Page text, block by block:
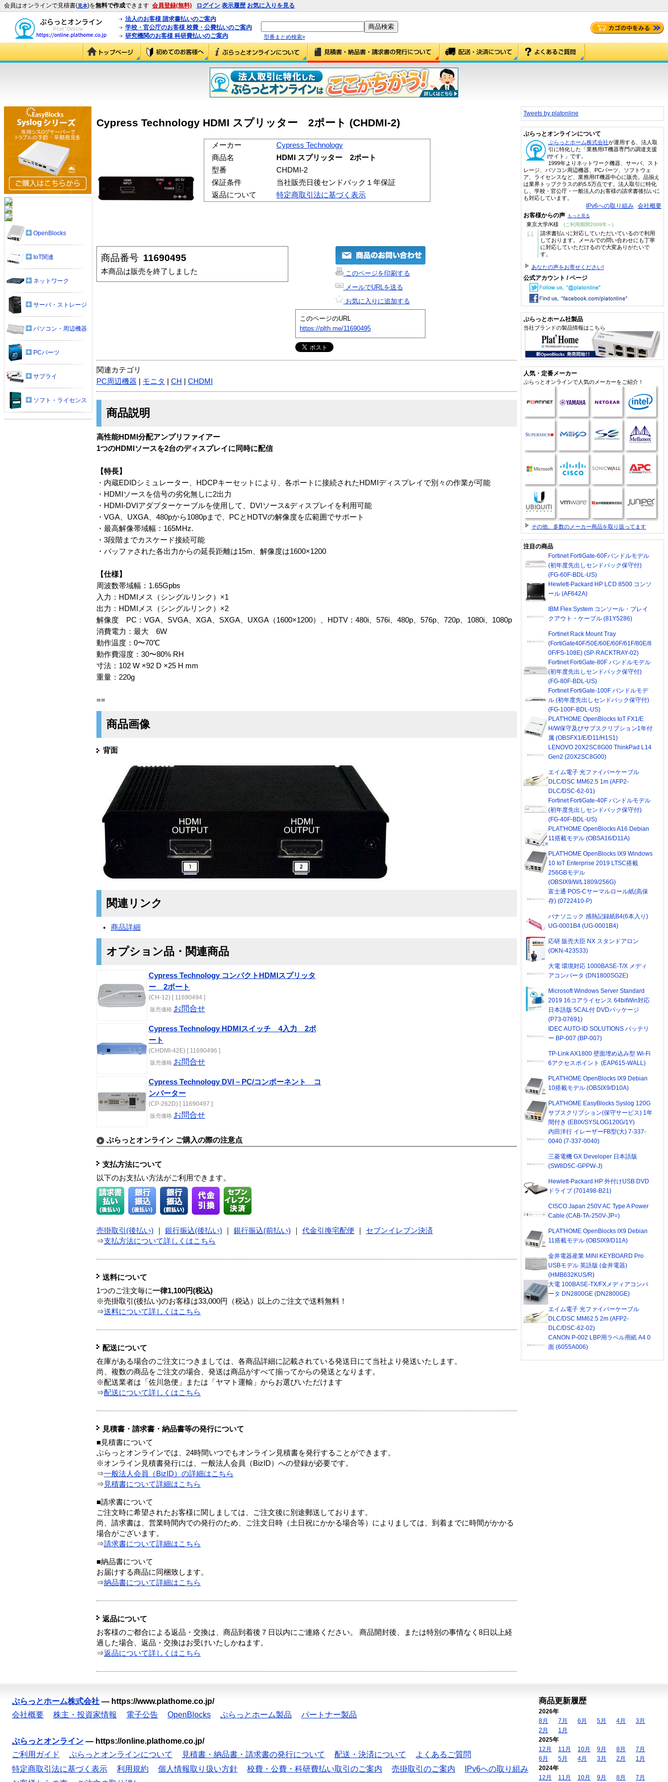
会員はオンラインで見積書(見本)を無料で作成できます 会員登録(無料) ログイン 表示履歴 お気に入りを見る
法人のお客様 請求書払いのご案内
学校・官公庁のお客様 校費・公費払いのご案内
研究機関のお客様 科研費払いのご案内
型番まとめ検索»
Cypress Technology HDMI スプリッター 2ポート (CHDMI-2)
メーカー
Cypress Technology
商品名
HDMI スプリッター 2ポート
型番
CHDMI-2
保証条件
当社販売日後センドバック１年保証
返品について
特定商取引法に基づく表示
商品番号 11690495
本商品は販売を終了しました
このページを印刷する
メールでURLを送る
お気に入りに追加する
このページのURL
https://plth.me/11690495
関連カテゴリ
PC周辺機器
モニタ CH CHDMI
商品説明
高性能HDMI分配アンプリファイアー
1つのHDMIソースを2台のディスプレイに同時に配信
【特長】
・内蔵EDIDシミュレーター、HDCPキーセットにより、各ポートに接続されたHDMIディスプレイで別々の作業が可能
・HDMIソースを信号の劣化無しに2出力
・HDMI-DVIアダプターケーブルを使用して、DVIソース&ディスプレイを利用可能
・VGA、UXGA、480pから1080pまで、PCとHDTVの解像度を広範囲でサポート
・最高解像帯域幅：165MHz.
・3段階までカスケード接続可能
・バッファされた各出力からの延長距離は15m、解像度は1600×1200
【仕様】
周波数帯域幅：1.65Gpbs
入力：HDMIメス（シングルリンク）×1
出力：HDMIメス（シングルリンク）×2
解像度 PC：VGA、SVGA、XGA、SXGA、UXGA（1600×1200）、HDTV：480i、576i、480p、576p、720p、1080i、1080p
消費電力：最大 6W
動作温度：0〜70℃
動作費湿度：30〜80% RH
寸法：102 W ×92 D ×25 H mm
重量：220g
==
商品画像
背面
関連リンク
商品詳細
オプション品・関連商品
Cypress Technology コンパクトHDMIスプリッタ
ー 2ポート
(CH-12) [ 11690494 ]
販売価格 お問合せ
Cypress Technology HDMIスイッチ 4入力 2ポ
ート
(CHDMI-42E) [ 11690496 ]
販売価格 お問合せ
Cypress Technology DVI－PC/コンポーネント コ
ンバーター
(CP-262D) [ 11690497 ]
販売価格 お問合せ
ぷらっとオンライン ご購入の際の注意点
支払方法について
以下のお支払い方法がご利用できます。
売掛取引(後払い) 銀行振込(後払い) 銀行振込(前払い) 代金引換宅配便
セブンイレブン決済
⇒支払方法について詳しくはこちら
送料について
1つのご注文毎に一律1,100円(税込)
※売掛取引(後払い)のお客様は33,000円（税込）以上のご注文で送料無料！
⇒送料について詳しくはこちら
配送について
在庫がある場合のご注文につきましては、各商品詳細に記載されている発送日にて当社より発送いたします。
尚、複数の商品をご注文の場合、発送は商品がすべて揃ってからの発送となります。
※配送業者は「佐川急便」または「ヤマト運輸」からお選びいただけます
⇒配送について詳しくはこちら
見積書・請求書・納品書等の発行について
■見積書について
ぷらっとオンラインでは、24時間いつでもオンライン見積書を発行することができます。
※オンライン見積書発行には、一般法人会員（BizID）への登録が必要です。
⇒一般法人会員（BizID）の詳細はこちら
⇒ 見積書について詳細はこちら
■請求書について
ご注文時に希望されたお客様に関しましては、ご注文後に別途郵送しております。
尚、請求書は、営業時間内での発行のため、ご注文日時（土日祝にかかる場合等）によりましては、到着までに時間がかかる
場合がございます。
⇒請求書について詳細はこちら
■納品書について
お届けする商品に同梱致します。
⇒納品書について詳細はこちら
返品について
お客様のご都合による返品・交換は、商品到着後７日以内にご連絡ください。 商品開封後、または特別の事情なく8日以上経
過した場合、返品・交換はお受けいたしかねます。
⇒返品について詳しくはこちら
OpenBlocks
IoT関連
ネットワーク
サーバ・ストレージ
パソコン・周辺機器
PCパーツ
サプライ
ソフト・ライセンス
Tweets by platonline
ぷらっとオンラインについて
ぷらっとホーム株式会社が運用する、法人取
引に特化した「業務用IT機器専門の調達支援
サイト」です。
1999年よりネットワーク機器、サーバ、スト
レージ、パソコン周辺機器、PCパーツ、ソフトウェ
ア、ライセンスなど、業務用IT機器中心に販売。品揃え
は業界トップクラスの約5.5万点です。法人取引に特化
し、学校・官公庁・一般法人のお客様の請求書後払いに
も対応しています。
IPv6への取り組み 会社概要
お客様からの声 もっと見る
東京大学/K様 (ご利用期間2009年～)
“
請求書払いに対応していただいているので利用
しております。メールでの問い合わせにも丁寧
に対応していただけるので大変ありがたいで
す。
あなたの声をお寄せください!
公式アカウント / ページ
ぷらっとホーム社製品
当社ブランドの製品情報はこちら
人気・定番メーカー
ぷらっとオンラインで人気のメーカーをご紹介！
その他、多数のメーカー商品を取り扱ってます
注目の商品
Fortinet FortiGate-60Fバンドルモデル
(初年度先出しセンドバック保守付)
(FG-60F-BDL-US)
Hewlett-Packard HP LCD 8500 コンソ
ール (AF642A)
IBM Flex System コンソール・ブレイ
クアウト・ケーブル (81Y5286)
Fortinet Rack Mount Tray
(FortiGate40F/50E/60E/60F/61F/80E/8
0F/FS-108E) (SP-RACKTRAY-02)
Fortinet FortiGate-80F バンドルモデル
(初年度先出しセンドバック保守付)
(FG-80F-BDL-US)
Fortinet FortiGate-100F バンドルモデ
ル (初年度先出しセンドバック保守付)
(FG-100F-BDL-US)
PLAT'HOME OpenBlocks IoT FX1/E
H/W保守及びサブスクリプション1年付
属 (OBSFX1/E/D11/H1S1)
LENOVO 20X2SC8G00 ThinkPad L14
Gen2 (20X2SC8G00)
エイム電子 光ファイバーケーブル
DLC/DSC MM62.5 1m (AFP2-
DLC/DSC-62-01)
Fortinet FortiGate-40F バンドルモデル
(初年度先出しセンドバック保守付)
(FG-40F-BDL-US)
PLAT'HOME OpenBlocks A16 Debian
11搭載モデル (OBSA16/D11A)
PLAT'HOME OpenBlocks IX9 Windows
10 IoT Enterprise 2019 LTSC搭載
256GBモデル
(OBSIX9/W/L1809/256G)
富士通 POS-Cサーマルロール紙(高保
存) (0722410-P)
パナソニック 感熱記録紙B4(6本入り)
UG-0001B4 (UG-0001B4)
応研 販売大臣 NX スタンドアロン
(OKN-423533)
大電 環境対応 1000BASE-T/X メディ
アコンバータ (DN1800SG2E)
Microsoft Windows Server Standard
2019 16コアライセンス 64bitWin対応
日本語版 5CAL付 DVDパッケージ
(P73-07691)
IDEC AUTO-ID SOLUTIONS バッテリ
ー BP-007 (BP-007)
TP-Link AX1800 壁面埋め込み型 Wi-Fi
6アクセスポイント (EAP615-WALL)
PLAT'HOME OpenBlocks IX9 Debian
10搭載モデル (OBSIX9/D10A)
PLAT'HOME EasyBlocks Syslog 120G
サブスクリプション(保守サービス) 1年
間付き (EBIX/SYSLOG120G/1Y)
内田洋行 イレーザーFB型(大) 7-337-
0040 (7-337-0040)
三菱電機 GX Developer 日本語版
(SW8D5C-GPPW-J)
Hewlett-Packard HP 外付けUSB DVD
ドライブ (701498-B21)
CISCO Japan 250V AC Type A Power
Cable (CAB-TA-250V-JP=)
PLAT'HOME OpenBlocks IX9 Debian
11搭載モデル (OBSIX9/D11A)
金井電器産業 MINI KEYBOARD Pro
USBモデル 英語版 (金井電器)
(HMB632KUS/R)
大電 100BASE-TX/FXメディアコンバ
ータ DN2800GE (DN2800GE)
エイム電子 光ファイバーケーブル
DLC/DSC MM62.5 2m (AFP2-
DLC/DSC-62-02)
CANON P-002 LBP用ラベル用紙 A4 0
面 (6055A006)
ぷらっとホーム株式会社 — https://www.plathome.co.jp/
会社概要
株主・投資家情報 電子公告 OpenBlocks ぷらっとホーム製品 パートナー製品
ぷらっとオンライン — https://online.plathome.co.jp/
ご利用ガイド
ぷらっとオンラインについて 見積書・納品書・請求書の発行について 配送・決済について
よくあるご質問
特定商取引法に基づく表示
利用規約 個人情報取り扱い方針 校費・公費・科研費払い取引のご案内 売掛取引のご案内
IPv6への取り組み
商品更新履歴
2026年
8月
7月 6月 5月 4月
3月
2月
1月
2025年
12月
11月 10月 9月 8月
7月
6月
5月 4月 3月 2月
1月
2024年
12月
11月 10月 9月 8月 7月